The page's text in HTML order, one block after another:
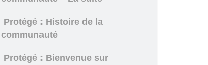
Protégé : Histoire de la
communauté
Protégé : Bienvenue sur